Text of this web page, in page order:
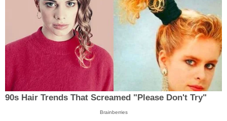
90s Hair Trends That Screamed "Please Don't Try"
Brainberries